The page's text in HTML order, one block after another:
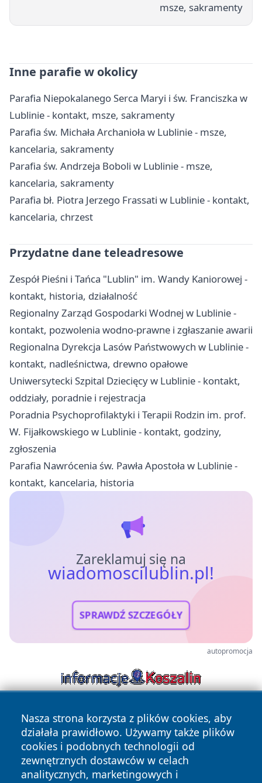
msze, sakramenty
Inne parafie w okolicy
Parafia Niepokalanego Serca Maryi i św. Franciszka w
Lublinie - kontakt, msze, sakramenty
Parafia św. Michała Archanioła w Lublinie - msze,
kancelaria, sakramenty
Parafia św. Andrzeja Boboli w Lublinie - msze,
kancelaria, sakramenty
Parafia bł. Piotra Jerzego Frassati w Lublinie - kontakt,
kancelaria, chrzest
Przydatne dane teleadresowe
Zespół Pieśni i Tańca "Lublin" im. Wandy Kaniorowej -
kontakt, historia, działalność
Regionalny Zarząd Gospodarki Wodnej w Lublinie -
kontakt, pozwolenia wodno-prawne i zgłaszanie awarii
Regionalna Dyrekcja Lasów Państwowych w Lublinie -
kontakt, nadleśnictwa, drewno opałowe
Uniwersytecki Szpital Dziecięcy w Lublinie - kontakt,
oddziały, poradnie i rejestracja
Poradnia Psychoprofilaktyki i Terapii Rodzin im. prof.
W. Fijałkowskiego w Lublinie - kontakt, godziny,
zgłoszenia
Parafia Nawrócenia św. Pawła Apostoła w Lublinie -
kontakt, kancelaria, historia
Zareklamuj się na
wiadomoscilublin.pl!
SPRAWDŹ SZCZEGÓŁY
autopromocja
Nasza strona korzysta z plików cookies, aby
działała prawidłowo. Używamy także plików
cookies i podobnych technologii od
zewnętrznych dostawców w celach
analitycznych, marketingowych i